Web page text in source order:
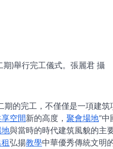
期)舉行完工儀式。張麗君 攝
期的完工，不僅僅是一項建
空間新的高度， 聚會場地”
與當時的時代建筑風貌的主
弘揚教學中華優秀傳統文明